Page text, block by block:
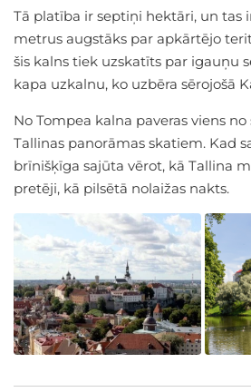
Tā platība ir septiņi hektāri, un tas
metrus augstāks par apkārtējo
šis kalns tiek uzskatīts par igauņu
kapa uzkalnu, ko uzbēra sērojošā
No Tompea kalna paveras viens
Tallinas panorāmas skatiem. Kad
brīnišķīga sajūta vērot, kā Tallina
pretēji, kā pilsētā nolaižas nakts.